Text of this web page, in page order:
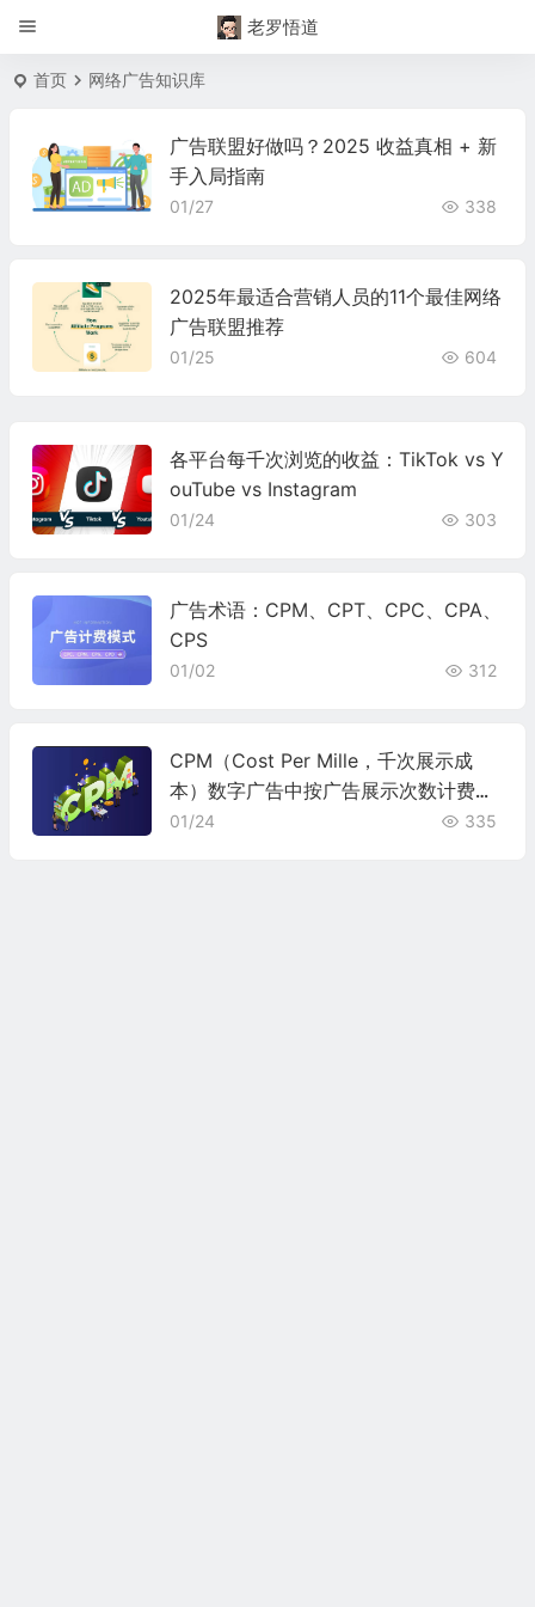
老罗悟道
首页 网络广告知识库
广告联盟好做吗？2025 收益真相 + 新
手入局指南
01/27 338
2025年最适合营销人员的11个最佳网络
广告联盟推荐
01/25 604
各平台每千次浏览的收益：TikTok vs Y
ouTube vs Instagram
01/24 303
广告术语：CPM、CPT、CPC、CPA、
CPS
01/02 312
CPM（Cost Per Mille，千次展示成
本）数字广告中按广告展示次数计费的
模式
01/24 335